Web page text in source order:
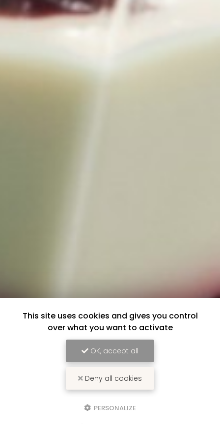
This site uses cookies and gives you control
over what you want to activate
OK, accept all
Deny all cookies
PERSONALIZE